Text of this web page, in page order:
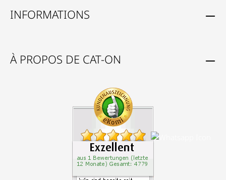
INFORMATIONS
À PROPOS DE CAT-ON